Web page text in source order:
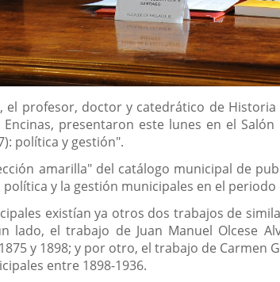
el profesor, doctor y catedrático de
presentaron este lunes en el
política y gestión".
amarilla" del catálogo municipal de
y la gestión municipales en el
existían ya otros dos trabajos de
lado, el trabajo de Juan Manuel Olcese
y 1898; y por otro, el trabajo de Carmen
entre 1898-1936.